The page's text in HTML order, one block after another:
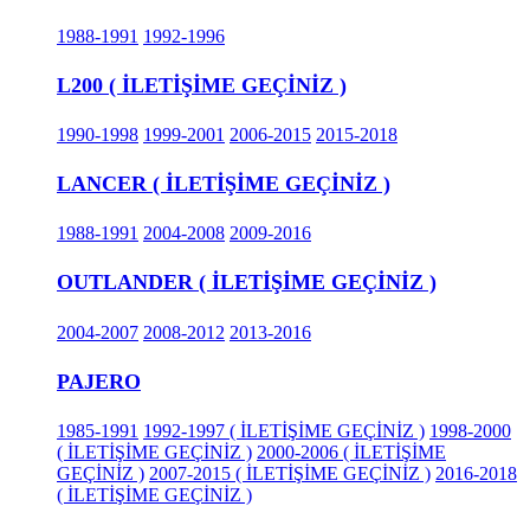
1988-1991 1992-1996
L200 ( İLETİŞİME GEÇİNİZ )
1990-1998 1999-2001 2006-2015 2015-2018
LANCER ( İLETİŞİME GEÇİNİZ )
1988-1991 2004-2008 2009-2016
OUTLANDER ( İLETİŞİME GEÇİNİZ )
2004-2007 2008-2012 2013-2016
PAJERO
1985-1991 1992-1997 ( İLETİŞİME GEÇİNİZ ) 1998-2000
( İLETİŞİME GEÇİNİZ ) 2000-2006 ( İLETİŞİME
GEÇİNİZ ) 2007-2015 ( İLETİŞİME GEÇİNİZ ) 2016-2018
( İLETİŞİME GEÇİNİZ )